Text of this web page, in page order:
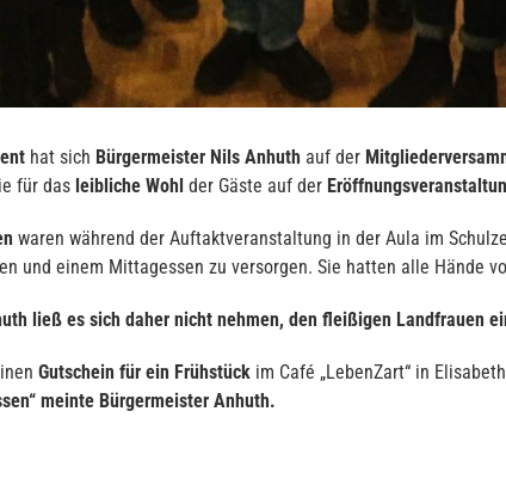
hat sich Bürgermeister Nils Anhuth auf der
für das leibliche Wohl der Gäste auf der
waren während der Auftaktveranstaltung in der Aula im
und einem Mittagessen zu versorgen. Sie hatten alle Hände
ließ es sich daher nicht nehmen, den fleißigen Landfrauen
Gutschein für ein Frühstück im Café „LebenZart“ in
meinte Bürgermeister Anhuth.